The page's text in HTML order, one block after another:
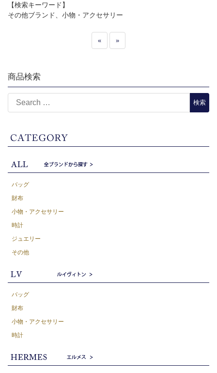
【検索キーワード】
その他ブランド、小物・アクセサリー
« »
商品検索
バッグ
財布
小物・アクセサリー
時計
ジュエリー
その他
バッグ
財布
小物・アクセサリー
時計